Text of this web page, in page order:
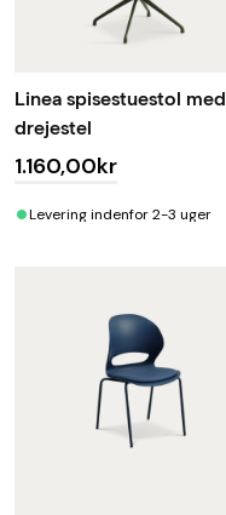
Linea spisestuestol med
drejestel
1.160,00kr
•Levering indenfor 2-3 uger